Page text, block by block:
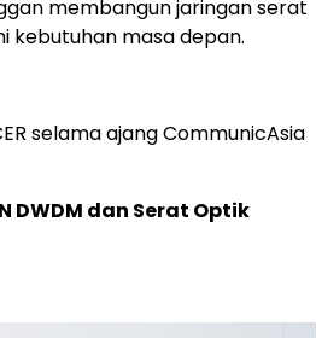
membangun jaringan serat
kebutuhan masa depan.
selama ajang CommunicAsia
DWDM dan Serat Optik